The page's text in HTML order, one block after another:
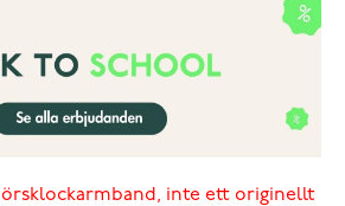
inte ett originellt